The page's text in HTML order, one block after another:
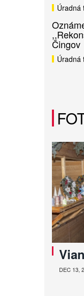
Úradná
Čingov
Úradná
DEC 13,